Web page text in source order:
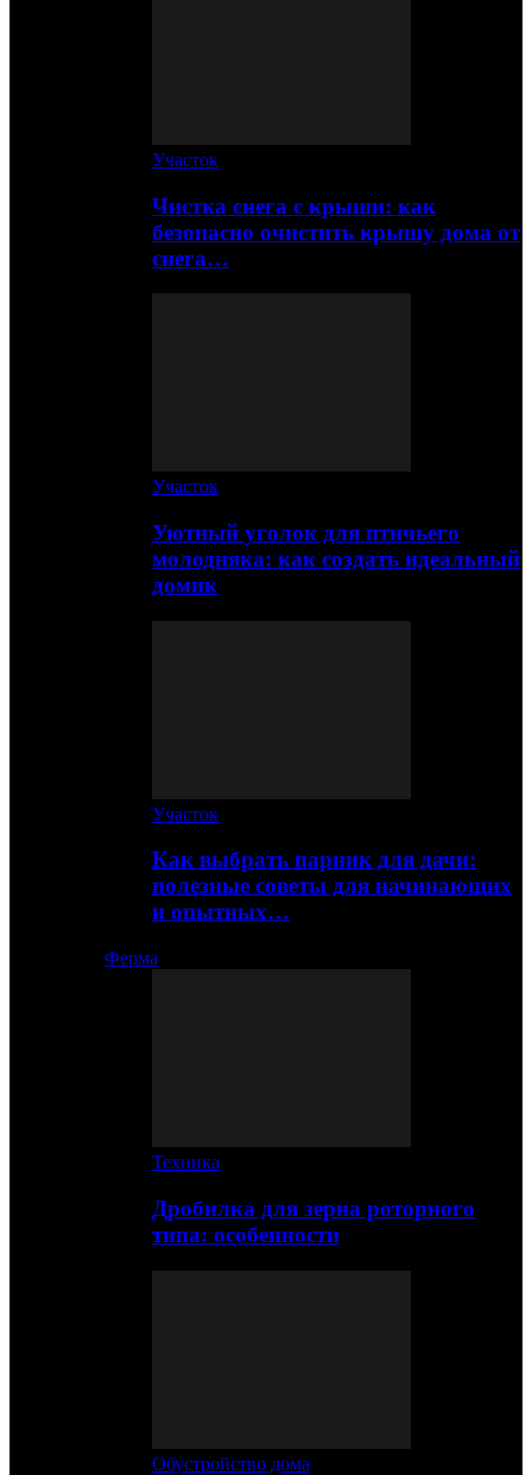
Участок
Чистка снега с крыши: как
безопасно очистить крышу дома от
снега…
Участок
Уютный уголок для птичьего
молодняка: как создать идеальный
домик
Участок
Как выбрать парник для дачи:
полезные советы для начинающих
и опытных…
Ферма
Техника
Дробилка для зерна роторного
типа: особенности
Обустройство дома